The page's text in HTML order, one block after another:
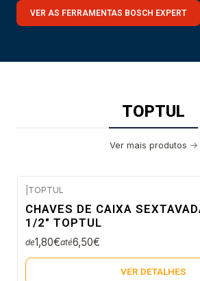
VER AS FERRAMENTAS BOSCH EXPERT
TOPTUL
Ver mais produtos
Não Disponível
TOPTUL
CHAVES DE CAIXA
1/2" TOPTUL
de1,80€até6,50€
VER DETALHES